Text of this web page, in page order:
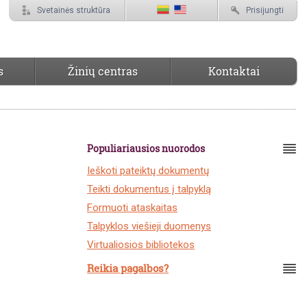
Svetainės struktūra Prisijungti
Žinių centras Kontaktai
Populiariausios nuorodos
Ieškoti pateiktų dokumentų
Teikti dokumentus į talpyklą
Formuoti ataskaitas
Talpyklos viešieji duomenys
Virtualiosios bibliotekos
Reikia pagalbos?